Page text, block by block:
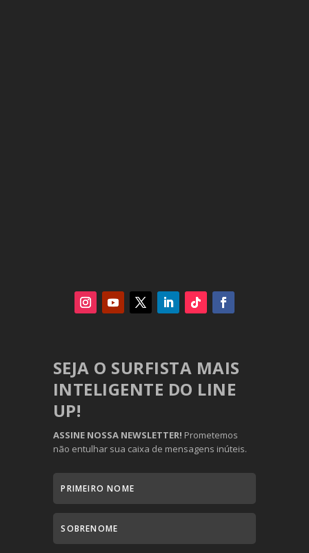
SEJA O SURFISTA MAIS
INTELIGENTE DO LINE
UP!
ASSINE NOSSA NEWSLETTER! Prometemos
não entulhar sua caixa de mensagens inúteis.